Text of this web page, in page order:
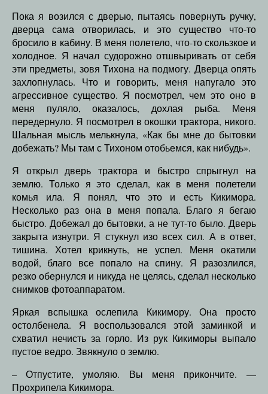
Пока я возился с дверью, пытаясь повернуть ручку,
дверца сама отворилась, и это существо что-то
бросило в кабину. В меня полетело, что-то скользкое и
холодное. Я начал судорожно отшвыривать от себя
эти предметы, зовя Тихона на подмогу. Дверца опять
захлопнулась. Что и говорить, меня напугало это
агрессивное существо. Я посмотрел, чем это оно в
меня пуляло, оказалось, дохлая рыба. Меня
передернуло. Я посмотрел в окошки трактора, никого.
Шальная мысль мелькнула, «Как бы мне до бытовки
добежать? Мы там с Тихоном отобьемся, как нибудь».
Я открыл дверь трактора и быстро спрыгнул на
землю. Только я это сделал, как в меня полетели
комья ила. Я понял, что это и есть Кикимора.
Несколько раз она в меня попала. Благо я бегаю
быстро. Добежал до бытовки, а не тут-то было. Дверь
закрыта изнутри. Я стукнул изо всех сил. А в ответ,
тишина. Хотел крикнуть, не успел. Меня окатили
водой, благо все попало на спину. Я разозлился,
резко обернулся и никуда не целясь, сделал несколько
снимков фотоаппаратом.
Яркая вспышка ослепила Кикимору. Она просто
остолбенела. Я воспользовался этой заминкой и
схватил нечисть за горло. Из рук Кикиморы выпало
пустое ведро. Звякнуло о землю.
– Отпустите, умоляю. Вы меня прикончите. —
Прохрипела Кикимора.